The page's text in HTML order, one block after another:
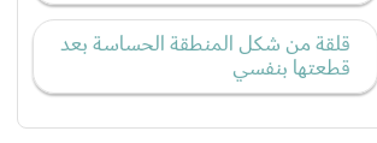
قلقة من شكل المنطقة الحساسة بعد
قطعتها بنفسي